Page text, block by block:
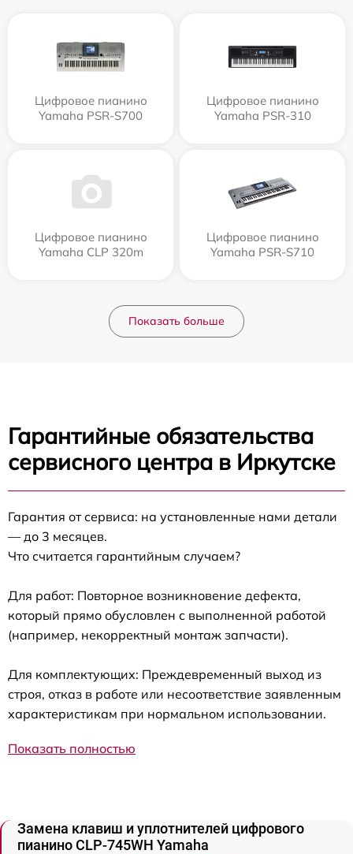
Цифровое пианино
Yamaha PSR-S700
Цифровое пианино
Yamaha PSR-310
Цифровое пианино
Yamaha CLP 320m
Цифровое пианино
Yamaha PSR-S710
Показать больше
Гарантийные обязательства
сервисного центра в Иркутске
Гарантия от сервиса: на установленные нами детали
— до 3 месяцев.
Что считается гарантийным случаем?
Для работ: Повторное возникновение дефекта,
который прямо обусловлен с выполненной работой
(например, некорректный монтаж запчасти).
Для комплектующих: Преждевременный выход из
строя, отказ в работе или несоответствие заявленным
характеристикам при нормальном использовании.
Показать полностью
Замена клавиш и уплотнителей цифрового
пианино CLP-745WH Yamaha